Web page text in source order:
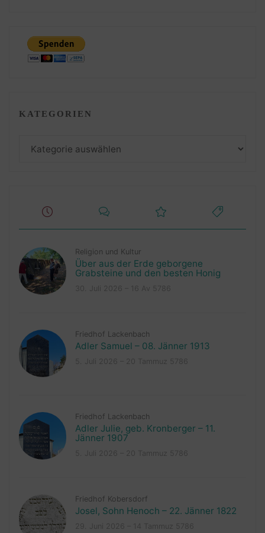
KATEGORIEN
Religion und Kultur
Über aus der Erde geborgene
Grabsteine und den besten Honig
Friedhof Lackenbach
Adler Samuel – 08. Jänner 1913
Friedhof Lackenbach
Adler Julie, geb. Kronberger – 11.
Jänner 1907
Friedhof Kobersdorf
Josel, Sohn Henoch – 22. Jänner 1822